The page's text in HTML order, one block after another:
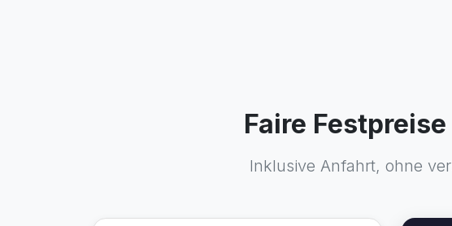
Faire
Inklusive Anfahrt, ohne